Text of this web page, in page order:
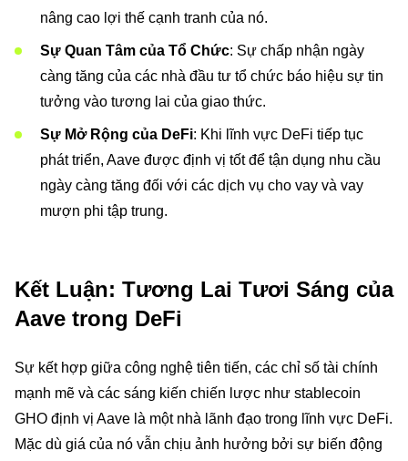
nâng cao lợi thế cạnh tranh của nó.
Sự Quan Tâm của Tổ Chức: Sự chấp nhận ngày
càng tăng của các nhà đầu tư tổ chức báo hiệu sự tin
tưởng vào tương lai của giao thức.
Sự Mở Rộng của DeFi: Khi lĩnh vực DeFi tiếp tục
phát triển, Aave được định vị tốt để tận dụng nhu cầu
ngày càng tăng đối với các dịch vụ cho vay và vay
mượn phi tập trung.
Kết Luận: Tương Lai Tươi Sáng của
Aave trong DeFi
Sự kết hợp giữa công nghệ tiên tiến, các chỉ số tài chính
mạnh mẽ và các sáng kiến chiến lược như stablecoin
GHO định vị Aave là một nhà lãnh đạo trong lĩnh vực DeFi.
Mặc dù giá của nó vẫn chịu ảnh hưởng bởi sự biến động